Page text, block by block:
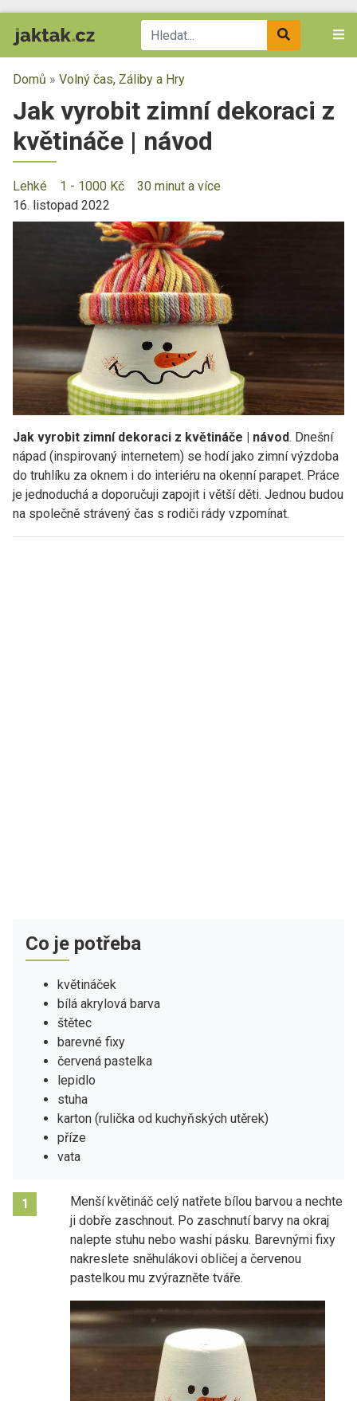
Domů » Volný čas, Záliby a Hry
Jak vyrobit zimní dekoraci z
květináče | návod
Lehké 1 - 1000 Kč
30 minut a více
16. listopad 2022
Jak vyrobit zimní dekoraci z květináče | návod. Dnešní
nápad (inspirovaný internetem) se hodí jako zimní výzdoba
do truhlíku za oknem i do interiéru na okenní parapet. Práce
je jednoduchá a doporučuji zapojit i větší děti. Jednou budou
na společně strávený čas s rodiči rády vzpomínat.
Co je potřeba
květináček
bílá akrylová barva
štětec
barevné fixy
červená pastelka
lepidlo
stuha
karton (rulička od kuchyňských utěrek)
příze
vata
1
Menší květináč celý natřete bílou barvou a nechte
ji dobře zaschnout. Po zaschnutí barvy na okraj
nalepte stuhu nebo washi pásku. Barevnými fixy
nakreslete sněhulákovi obličej a červenou
pastelkou mu zvýrazněte tváře.